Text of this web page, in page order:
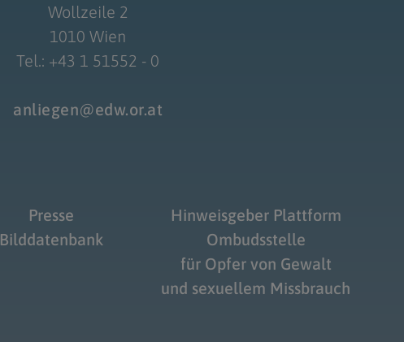
Wollzeile 2
1010 Wien
Tel.: +43 1 51552 - 0
anliegen@edw.or.at
Presse
Bilddatenbank
Hinweisgeber Plattform
Ombudsstelle
für Opfer von Gewalt
und sexuellem Missbrauch